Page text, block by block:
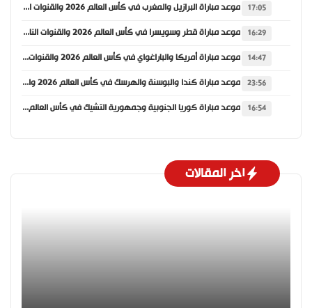
17:05 موعد مباراة البرازيل والمغرب في كأس العالم 2026 والقنوات الناقلة
16:29 موعد مباراة قطر وسويسرا في كأس العالم 2026 والقنوات الناقلة
14:47 موعد مباراة أمريكا والباراغواي في كأس العالم 2026 والقنوات الناقلة
23:56 موعد مباراة كندا والبوسنة والهرسك في كأس العالم 2026 والقنوات الناقلة
16:54 موعد مباراة كوريا الجنوبية وجمهورية التشيك في كأس العالم 2026 والقنوات الناقلة
اخر المقالات